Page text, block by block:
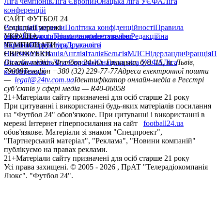
конференцій
САЙТ ФУТБОЛ 24
РедакціяПрогнозиПолітика конфіденційностіПравила
сайтуКонтактиПравила коментуванняРедакційна
політикаСтруктура власності
Соціальні мережі
facebookxyoutubeinstagramtelegramviber
УКРАЇНА
УкраїнаПерша лігаДруга ліга
ЧЕМПІОНАТИ
НімеччинаІспаніяАнгліяІталіяБельгіяМЛСНідерландиФранція
ЄВРОКУБКИ
Ліга чемпіонівЛіга ЄвропиЮнацька ліга УЄФАЛіга
конференцій
Онлайн-медіа «Футбол 24»пл. Галицька, буд. 15, м. Львів,
79008Телефон +380 (32) 229-77-77Адреса електронної пошти
— legal@24tv.com.uaІдентифікатор онлайн-медіа в Реєстрі
суб’єктів у сфері медіа — R40-06058
21+Матеріали сайту призначені для осіб старше 21 року
При цитуванні і використанні будь-яких матеріалів посилання
на "Футбол 24" обов'язкове. При цитуванні і використанні в
мережі Інтернет гіперпосилання на сайт
football24.ua
обов'язкове. Матеріали зі знаком "Спецпроект",
"Партнерський матеріал", "Реклама", "Новини компаній"
публікуємо на правах реклами.
21+Матеріали сайту призначені для осіб старше 21 року
Усi права захищенi. © 2005 - 2026 , ПрАТ "Телерадіокомпанія
Люкс". "Футбол 24".